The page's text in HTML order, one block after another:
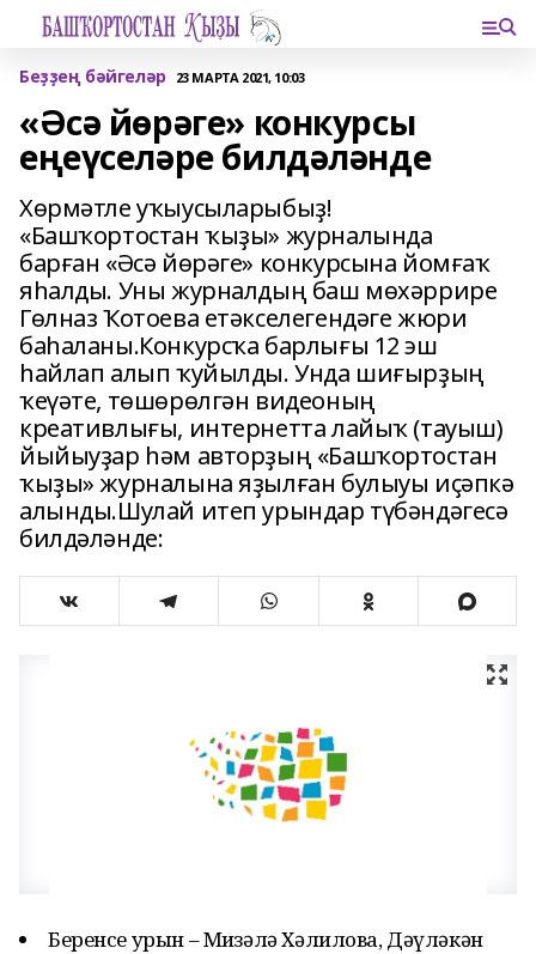
Беҙҙең бәйгеләр 23 МАРТА 2021, 10:03
«Әсә йөрәге» конкурсы
еңеүселәре билдәләнде
Хөрмәтле уҡыусыларыбыҙ!
«Башҡортостан ҡыҙы» журналында
барған «Әсә йөрәге» конкурсына йомғаҡ
яһалды. Уны журналдың баш мөхәррире
Гөлназ Ҡотоева етәкселегендәге жюри
баһаланы.Конкурсҡа барлығы 12 эш
һайлап алып ҡуйылды. Унда шиғырҙың
ҡеүәте, төшөрөлгән видеоның
креативлығы, интернетта лайыҡ (тауыш)
йыйыуҙар һәм авторҙың «Башҡортостан
ҡыҙы» журналына яҙылған булыуы иҫәпкә
алынды.Шулай итеп урындар түбәндәгесә
билдәләнде:
Беренсе урын – Миңзәлә Хәлилова, Дәүләкән